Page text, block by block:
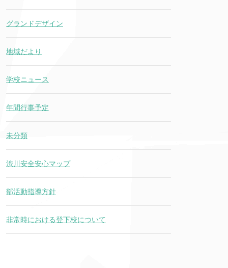
グランドデザイン
地域だより
学校ニュース
年間行事予定
未分類
渋川安全安心マップ
部活動指導方針
非常時における登下校について